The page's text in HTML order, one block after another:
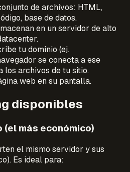
de archivos: HTML,
base de datos.
en un servidor de alto
tu dominio (ej.
se conecta a ese
los archivos de tu sitio.
web en su pantalla.
disponibles
más económico)
el mismo servidor y sus
Es ideal para: